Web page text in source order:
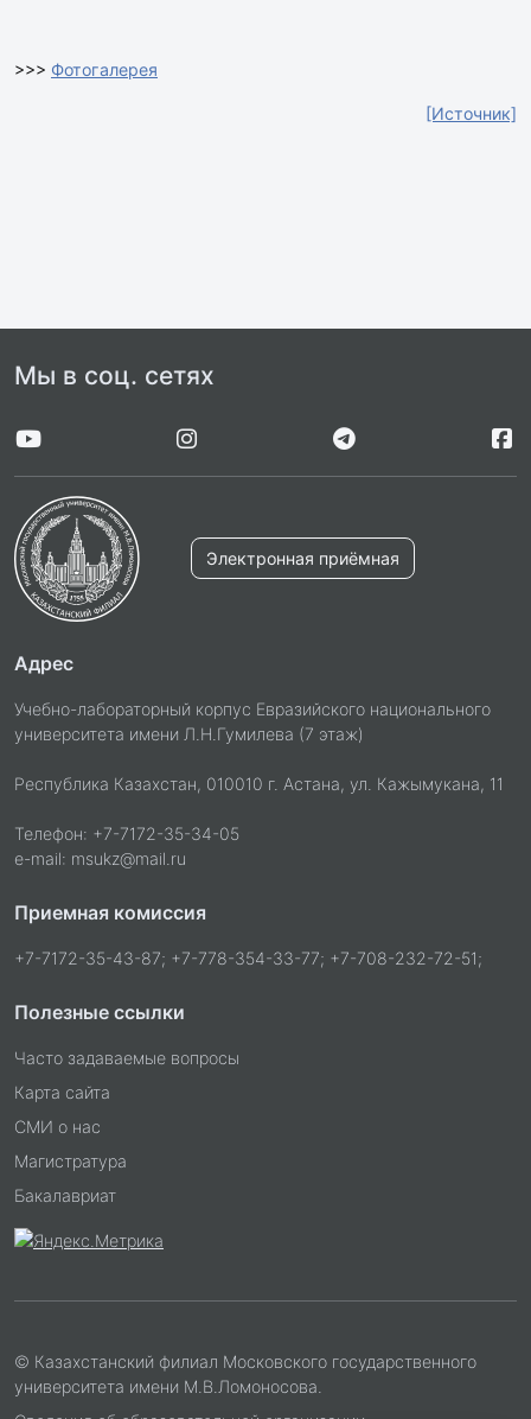
>>> Фотогалерея
[Источник]
Мы в соц. сетях
Электронная приёмная
Адрес
Учебно-лабораторный корпус Евразийского национального
университета имени Л.Н.Гумилева (7 этаж)
Республика Казахстан, 010010 г. Астана, ул. Кажымукана, 11
Телефон: +7-7172-35-34-05
e-mail: msukz@mail.ru
Приемная комиссия
+7-7172-35-43-87; +7-778-354-33-77; +7-708-232-72-51;
Полезные ссылки
Часто задаваемые вопросы
Карта сайта
СМИ о нас
Магистратура
Бакалавриат
© Казахстанский филиал Московского государственного
университета имени М.В.Ломоносова.